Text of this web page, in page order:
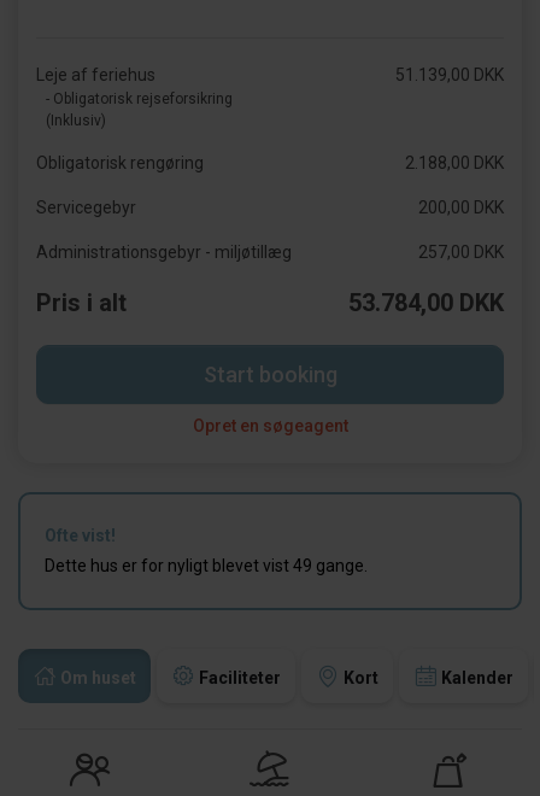
Om huset Faciliteter Kort Kalender
Leje af feriehus
- Obligatorisk rejseforsikring
(Inklusiv)
51.139,00 DKK
Obligatorisk rengøring 2.188,00 DKK
Servicegebyr 200,00 DKK
Administrationsgebyr - miljøtillæg 257,00 DKK
Pris i alt 53.784,00 DKK
Start booking
Opret en søgeagent
Ofte vist!
Dette hus er for nyligt blevet vist 49 gange.